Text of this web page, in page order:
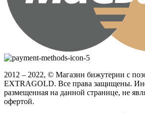
2012 – 2022, © Магазин бижутерии с
EXTRAGOLD. Все права защищены.
размещенная на данной странице, не
офертой.